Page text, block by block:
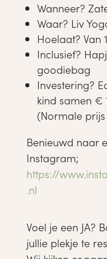
Wanneer?
Waar? Liv
Hoelaat? Van
Inclusief?
goodiebag
Investering?
kind samen €
(Normale
Benieuwd naar
Instagram;
https://
.nl
Voel je een JA?
jullie plekje te